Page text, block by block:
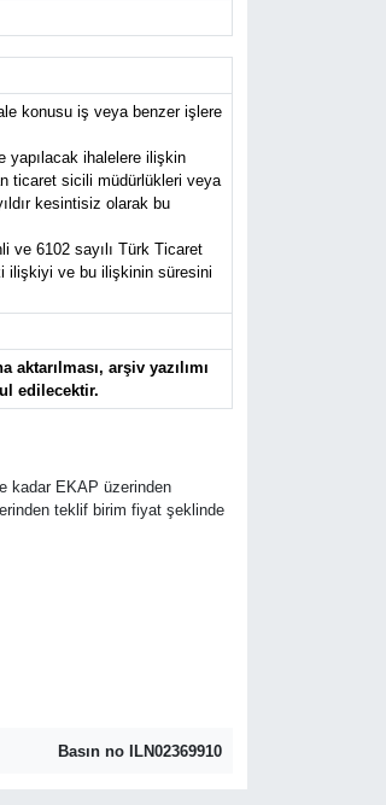
konusu iş veya benzer işlere
yapılacak ihalelere ilişkin
ticaret sicili müdürlükleri veya
kesintisiz olarak bu
ve 6102 sayılı Türk Ticaret
ilişkiyi ve bu ilişkinin süresini
arşiv yazılımı
edilecektir.
kadar EKAP üzerinden
teklif birim fiyat şeklinde
Basın no ILN02369910